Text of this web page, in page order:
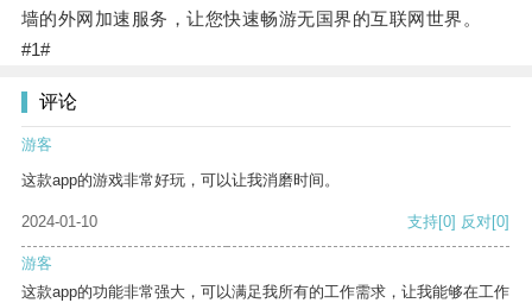
墙的外网加速服务，让您快速畅游无国界的互联网世界。
#1#
评论
游客
这款app的游戏非常好玩，可以让我消磨时间。
2024-01-10 支持[0] 反对[0]
游客
这款app的功能非常强大，可以满足我所有的工作需求，让我能够在工作